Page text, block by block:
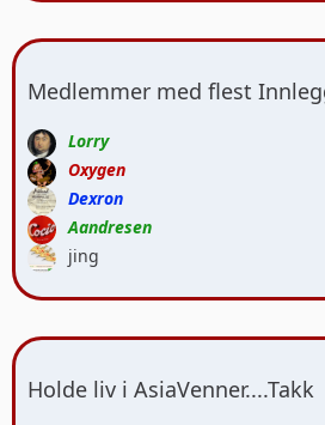
Medlemmer med flest
Lorry
Oxygen
Dexron
Aandresen
jing
Holde liv i AsiaVenner....Takk